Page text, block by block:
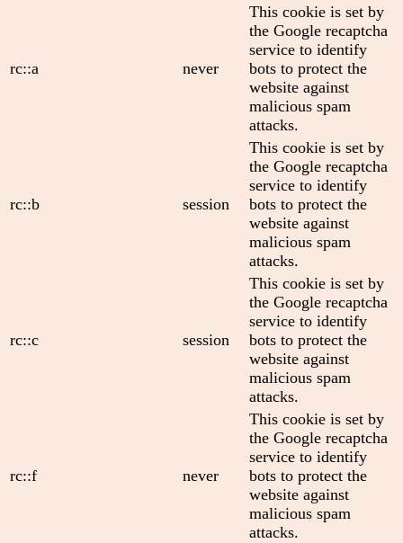
rc::a never
This cookie is set by
the Google recaptcha
service to identify
bots to protect the
website against
malicious spam
attacks.
rc::b session
This cookie is set by
the Google recaptcha
service to identify
bots to protect the
website against
malicious spam
attacks.
rc::c session
This cookie is set by
the Google recaptcha
service to identify
bots to protect the
website against
malicious spam
attacks.
rc::f never
This cookie is set by
the Google recaptcha
service to identify
bots to protect the
website against
malicious spam
attacks.